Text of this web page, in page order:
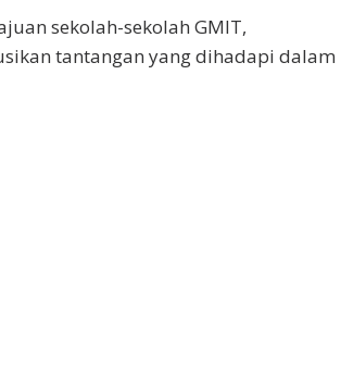
sekolah-sekolah GMIT,
tantangan yang dihadapi dalam